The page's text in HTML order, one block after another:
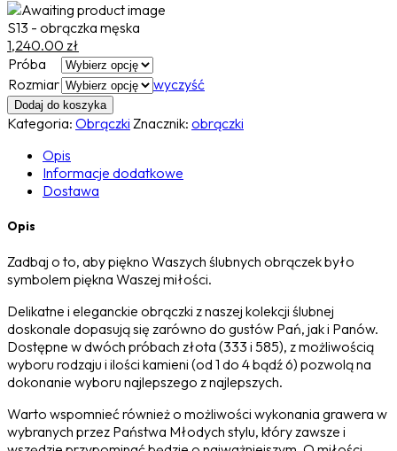
S13 - obrączka męska
1,240.00 zł
Próba
Rozmiar
wyczyść
Dodaj do koszyka
Kategoria: Obrączki Znacznik: obrączki
Opis
Informacje dodatkowe
Dostawa
Opis
Zadbaj o to, aby piękno Waszych ślubnych obrączek było
symbolem piękna Waszej miłości.
Delikatne i eleganckie obrączki z naszej kolekcji ślubnej
doskonale dopasują się zarówno do gustów Pań, jak i Panów.
Dostępne w dwóch próbach złota (333 i 585), z możliwością
wyboru rodzaju i ilości kamieni (od 1 do 4 bądź 6) pozwolą na
dokonanie wyboru najlepszego z najlepszych.
Warto wspomnieć również o możliwości wykonania grawera w
wybranych przez Państwa Młodych stylu, który zawsze i